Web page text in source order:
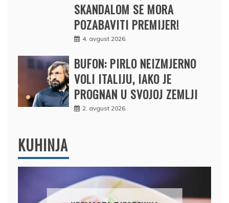
SKANDALOM SE MORA
POZABAVITI PREMIJER!
4. avgust 2026.
BUFON: PIRLO NEIZMJERNO
VOLI ITALIJU, IAKO JE
PROGNAN U SVOJOJ ZEMLJI
2. avgust 2026.
KUHINJA